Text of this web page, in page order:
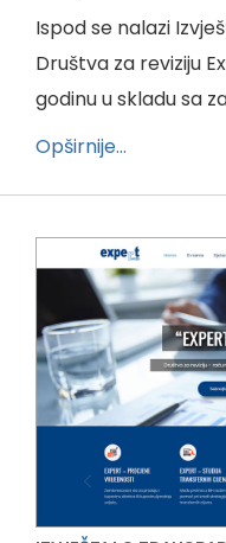
Ispod se nalazi
Društva za reviziju
godinu u skladu sa
Opširnije…